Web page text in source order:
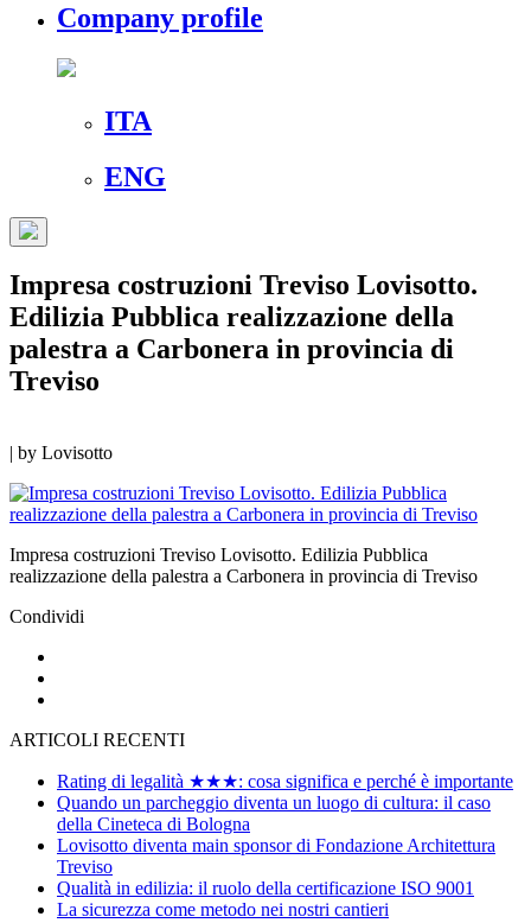
Company profile
ITA
ENG
Impresa costruzioni Treviso Lovisotto.
Edilizia Pubblica realizzazione della
palestra a Carbonera in provincia di
Treviso
| by Lovisotto
Impresa costruzioni Treviso Lovisotto. Edilizia Pubblica
realizzazione della palestra a Carbonera in provincia di Treviso
Condividi
ARTICOLI RECENTI
Rating di legalità ★★★: cosa significa e perché è importante
Quando un parcheggio diventa un luogo di cultura: il caso
della Cineteca di Bologna
Lovisotto diventa main sponsor di Fondazione Architettura
Treviso
Qualità in edilizia: il ruolo della certificazione ISO 9001
La sicurezza come metodo nei nostri cantieri